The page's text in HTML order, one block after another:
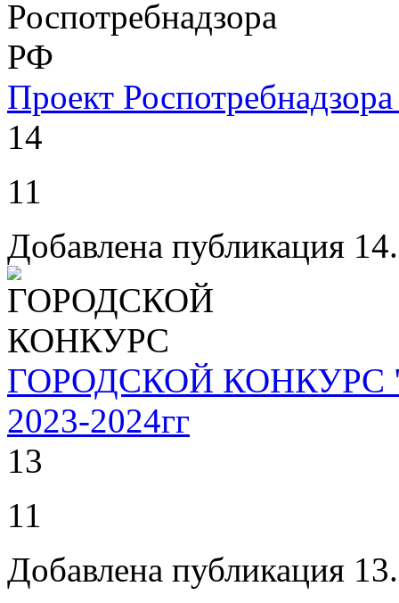
Проект
14
11
Добавлена публикация
ГОРОДСКОЙ КОНКУРС
2023-2024гг
13
11
Добавлена публикация